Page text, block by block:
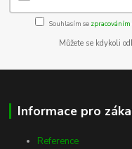
Souhlasím se
Můžete se kdykoli
Informace pro
Reference